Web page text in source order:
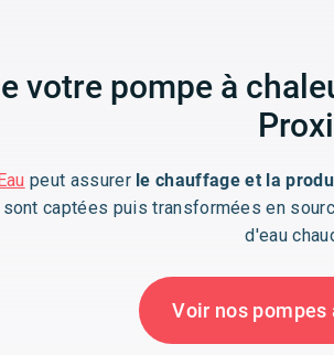
votre pompe à
peut assurer le chauffage et la
captées puis transformées en
d'eau
Voir nos pompes